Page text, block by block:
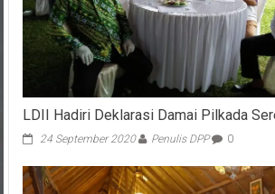
LDII Hadiri Deklarasi Damai Pilkada
24 September 2020 Penulis DPP 0